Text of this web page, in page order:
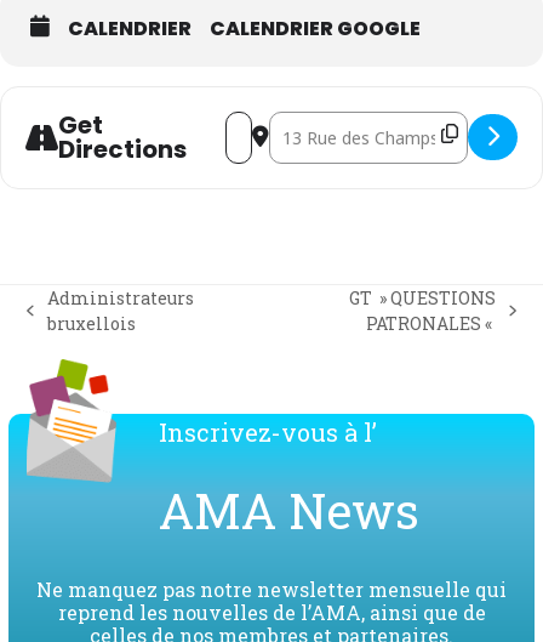
CALENDRIER CALENDRIER GOOGLE
Get
Directions
Address - GT " QUESTIONS
Destination Address - GT "
previous
Administrateurs
bruxellois
GT » QUESTIONS
PATRONALES «
Inscrivez-vous à l’
AMA News
Ne manquez pas notre newsletter mensuelle qui
reprend les nouvelles de l’AMA, ainsi que de
celles de nos membres et partenaires.